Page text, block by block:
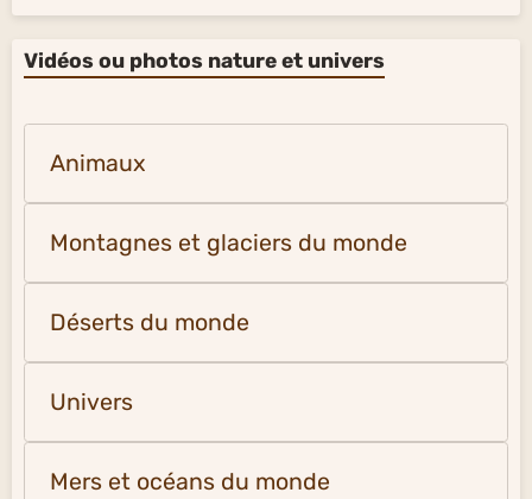
Vidéos ou photos nature et univers
Animaux
Montagnes et glaciers du monde
Déserts du monde
Univers
Mers et océans du monde